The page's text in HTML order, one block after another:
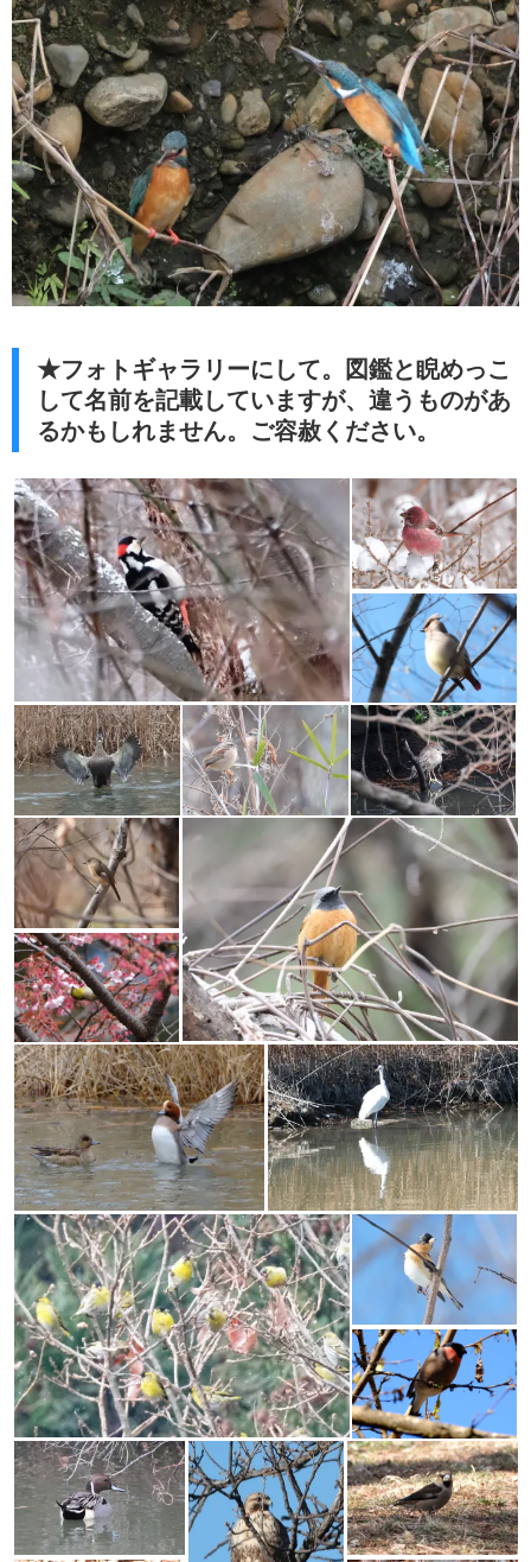
★フォトギャラリーにして。図鑑と睨めっこ
して名前を記載していますが、違うものがあ
るかもしれません。ご容赦ください。